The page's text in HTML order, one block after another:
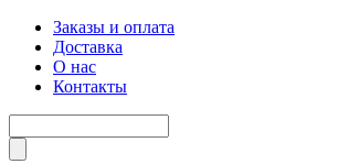
Заказы и оплата
Доставка
О нас
Контакты